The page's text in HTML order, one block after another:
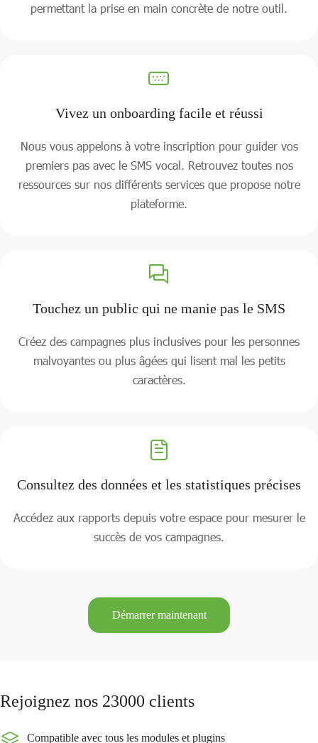
permettant la prise en main concrète de notre outil.
Vivez un onboarding facile et réussi
Nous vous appelons à votre inscription pour guider vos
premiers pas avec le SMS vocal. Retrouvez toutes nos
ressources sur nos différents services que propose notre
plateforme.
Touchez un public qui ne manie pas le SMS
Créez des campagnes plus inclusives pour les personnes
malvoyantes ou plus âgées qui lisent mal les petits
caractères.
Consultez des données et les statistiques précises
Accédez aux rapports depuis votre espace pour mesurer le
succès de vos campagnes.
Démarrer maintenant
Rejoignez nos 23000 clients
Compatible avec tous les modules et plugins